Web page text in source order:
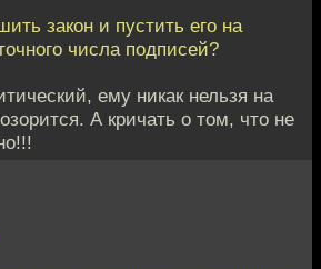
закон и пустить его на
числа подписей?
ему никак нельзя на
А кричать о том, что не